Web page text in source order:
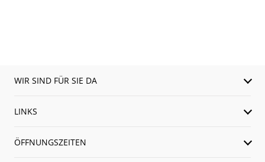
WIR SIND FÜR SIE DA
LINKS
ÖFFNUNGSZEITEN